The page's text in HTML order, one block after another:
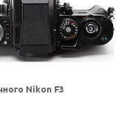
Nikon F3